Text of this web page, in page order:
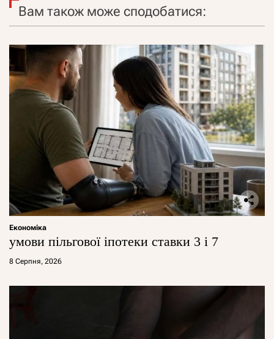
Вам також може сподобатися:
Економіка
умови пільгової іпотеки ставки 3 і 7
8 Серпня, 2026